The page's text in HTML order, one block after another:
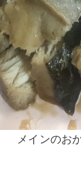
メインのお